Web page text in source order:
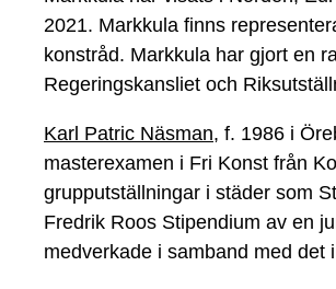
2021. Markkula finns
konstråd. Markkula har gjort en
Regeringskansliet och
Karl Patric Näsman, f. 1986 i
masterexamen i Fri Konst från
grupputställningar i städer som
Fredrik Roos Stipendium av en
medverkade i samband med det